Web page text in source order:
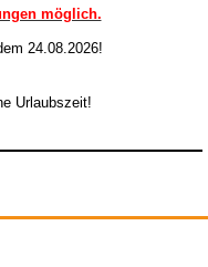
möglich.
24.08.2026!
Urlaubszeit!